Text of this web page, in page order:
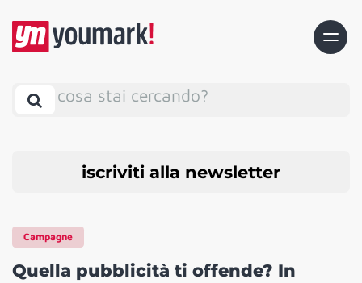
cosa stai cercando?
iscriviti alla newsletter
Campagne
Quella pubblicità ti offende? In